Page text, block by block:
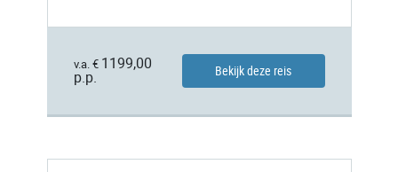
v.a. € 1199,00
p.p.
Bekijk deze reis